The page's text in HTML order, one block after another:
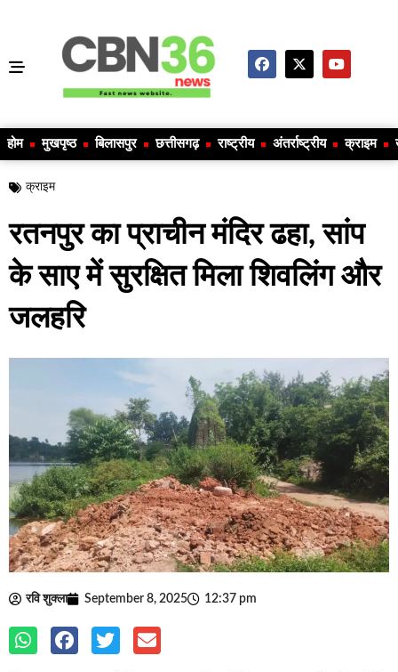
होम मुखपृष्ठ बिलासपुर छत्तीसगढ़ राष्ट्रीय अंतर्राष्ट्रीय क्राइम
क्राइम
रतनपुर का प्राचीन मंदिर ढहा, सांप
के साए में सुरक्षित मिला शिवलिंग और
जलहरि
रवि शुक्ला September 8, 2025 12:37 pm